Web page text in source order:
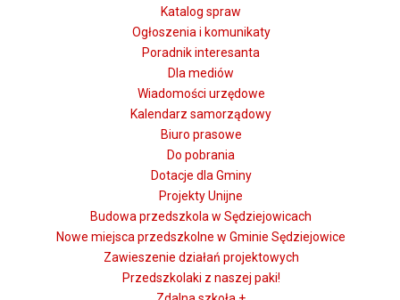
Katalog spraw
Ogłoszenia i komunikaty
Poradnik interesanta
Dla mediów
Wiadomości urzędowe
Kalendarz samorządowy
Biuro prasowe
Do pobrania
Dotacje dla Gminy
Projekty Unijne
Budowa przedszkola w Sędziejowicach
Nowe miejsca przedszkolne w Gminie Sędziejowice
Zawieszenie działań projektowych
Przedszkolaki z naszej paki!